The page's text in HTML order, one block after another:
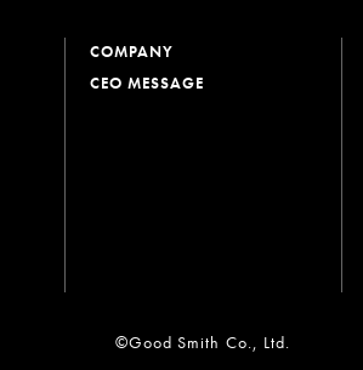
COMPANY
CEO MESSAGE
©Good Smith Co., Ltd.